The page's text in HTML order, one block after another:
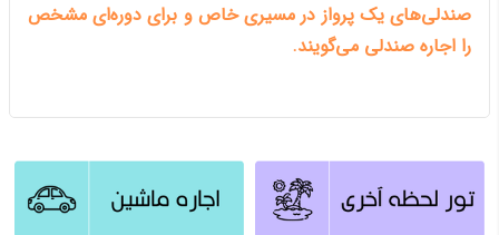
صندلی‌های یک پرواز در مسیری خاص و برای دوره‌ای مشخص
را اجاره صندلی می‌گویند.